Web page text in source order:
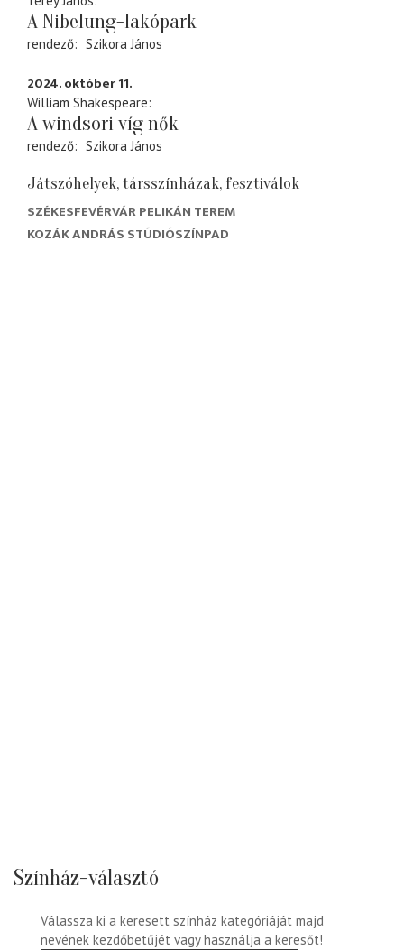
A Nibelung-lakópark
rendező Szikora János
2024. október 11.
William Shakespeare
A windsori víg nők
rendező Szikora János
Játszóhelyek, társszínházak, fesztiválok
SZÉKESFEVÉRVÁR PELIKÁN TEREM
KOZÁK ANDRÁS STÚDIÓSZÍNPAD
Színház-választó
Válassza ki a keresett színház kategóriáját majd
nevének kezdőbetűjét vagy használja a keresőt!